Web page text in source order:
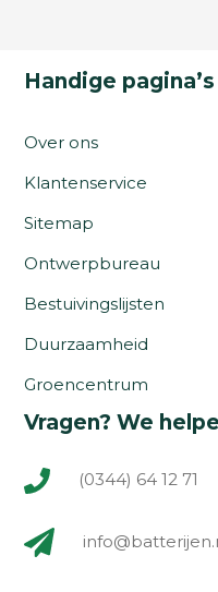
Handige pagina’s
Over ons
Klantenservice
Sitemap
Ontwerpbureau
Bestuivingslijsten
Duurzaamheid
Groencentrum
Vragen? We
(0344) 64 12 71